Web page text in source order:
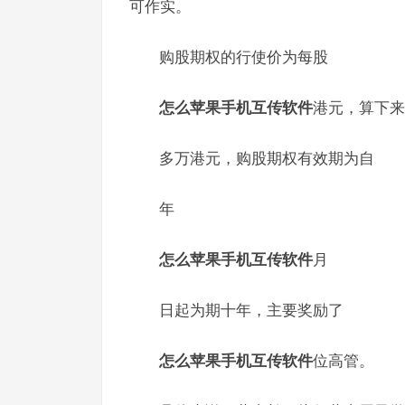
可作实。
购股期权的行使价为每股
怎么苹果手机互传软件港元，算下
多万港元，购股期权有效期为自
年
怎么苹果手机互传软件月
日起为期十年，主要奖励了
怎么苹果手机互传软件位高管。